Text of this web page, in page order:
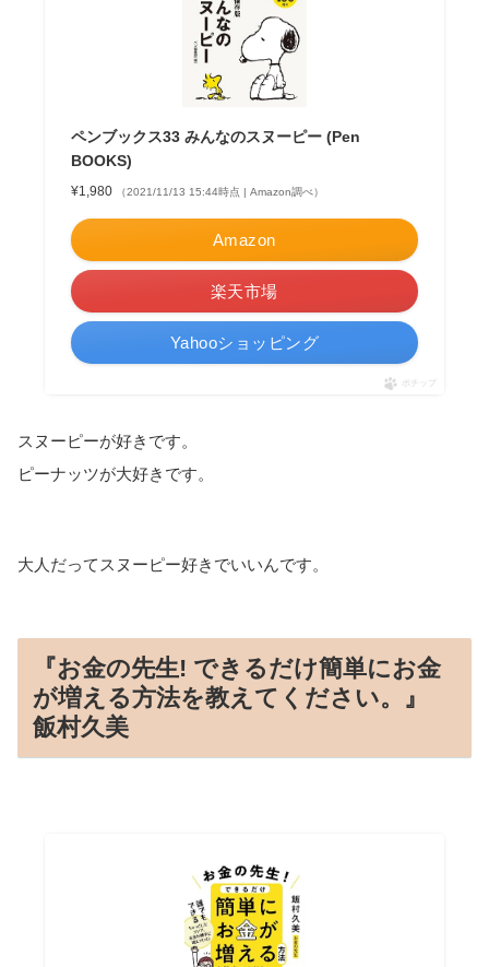
ペンブックス33 みんなのスヌーピー (Pen
BOOKS)
¥1,980 （2021/11/13 15:44時点 | Amazon調べ）
Amazon
楽天市場
Yahooショッピング
ポチップ
スヌーピーが好きです。
ピーナッツが大好きです。
大人だってスヌーピー好きでいいんです。
『お金の先生! できるだけ簡単にお金
が増える方法を教えてください。』
飯村久美